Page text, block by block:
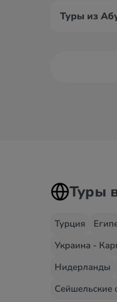
Туры из
Туры
Турция
Украина -
Нидерланды
Сейшельские